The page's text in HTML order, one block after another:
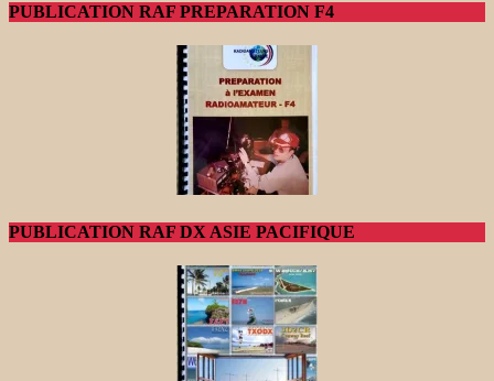
PUBLICATION RAF PREPARATION F4
PUBLICATION RAF DX ASIE PACIFIQUE